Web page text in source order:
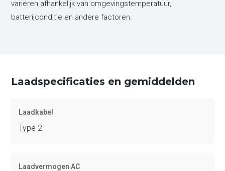
variëren afhankelijk van omgevingstemperatuur,
batterijconditie en andere factoren.
Laadspecificaties en gemiddelden
Laadkabel
Type 2
Laadvermogen AC